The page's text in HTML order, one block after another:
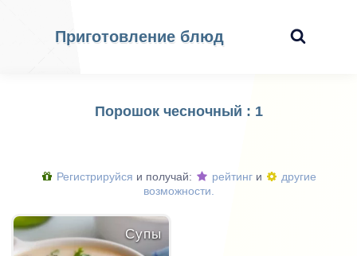
Приготовление блюд
Порошок чесночный : 1
Регистрируйся и получай: рейтинг и
другие
возможности.
Супы